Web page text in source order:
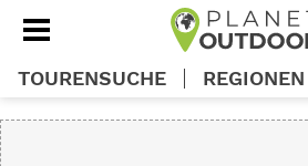
TOURENSUCHE REGIONEN